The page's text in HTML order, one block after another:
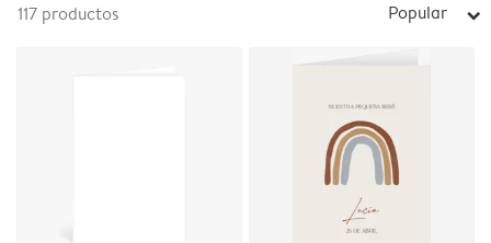
117 productos Popular arrow_right